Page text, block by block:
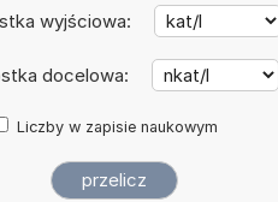
wyjściowa:
docelowa:
Liczby w zapisie naukowym